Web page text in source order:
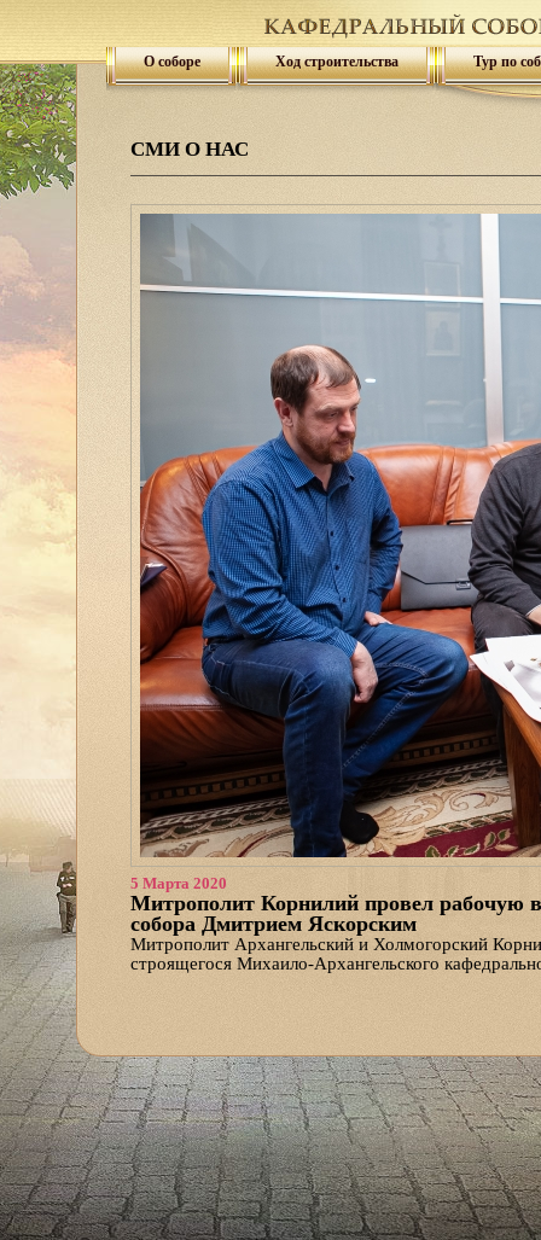
О соборе Ход строительства Тур по
СМИ О НАС
5 Марта 2020
Митрополит Корнилий провел рабочую
собора Дмитрием Яскорским
Митрополит Архангельский и Холмогорский
строящегося Михаило-Архангельского
Напомним, подготовка к строительству Михаило-
по благословению Святейшего Патриарха
Холмогорский Тихон освятил закладной камень в
началось активное возведение стен. Тогда же по
корректировки. Согласно окончательному
Строительство Михаило-Архангельского
предприятий, организаций и жителей региона.